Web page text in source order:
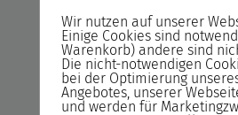
Clientsystem und Windows
R2/2016/2019 als
Windows Server
Aufbau:
Wir nutzen auf unserer
Einige Cookies sind
Warenkorb) andere sind
Die nicht-notwendigen
bei der Optimierung
Angebotes, unserer
und werden für